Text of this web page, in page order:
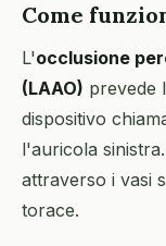
Come
L'occlusione
(LAAO) prevede
dispositivo
l'auricola
attraverso i vasi
torace.